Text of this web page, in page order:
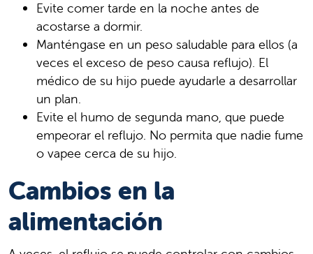
Evite comer tarde en la noche antes de
acostarse a dormir.
Manténgase en un peso saludable para ellos (a
veces el exceso de peso causa reflujo). El
médico de su hijo puede ayudarle a desarrollar
un plan.
Evite el humo de segunda mano, que puede
empeorar el reflujo. No permita que nadie fume
o vapee cerca de su hijo.
Cambios en la
alimentación